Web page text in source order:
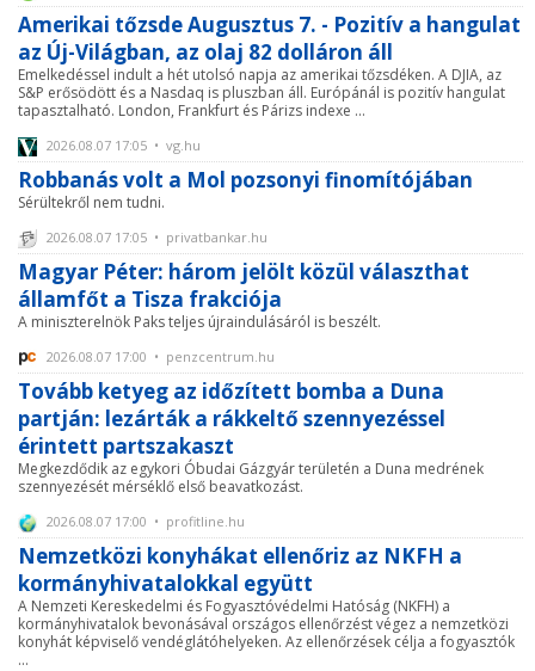
Amerikai tőzsde Augusztus 7. - Pozitív a hangulat
az Új-Világban, az olaj 82 dolláron áll
Emelkedéssel indult a hét utolsó napja az amerikai tőzsdéken. A DJIA, az
S&P erősödött és a Nasdaq is pluszban áll. Európánál is pozitív hangulat
tapasztalható. London, Frankfurt és Párizs indexe ...
2026.08.07 17:05 • vg.hu
Robbanás volt a Mol pozsonyi finomítójában
Sérültekről nem tudni.
2026.08.07 17:05 • privatbankar.hu
Magyar Péter: három jelölt közül választhat
államfőt a Tisza frakciója
A miniszterelnök Paks teljes újraindulásáról is beszélt.
2026.08.07 17:00 • penzcentrum.hu
Tovább ketyeg az időzített bomba a Duna
partján: lezárták a rákkeltő szennyezéssel
érintett partszakaszt
Megkezdődik az egykori Óbudai Gázgyár területén a Duna medrének
szennyezését mérséklő első beavatkozást.
2026.08.07 17:00 • profitline.hu
Nemzetközi konyhákat ellenőriz az NKFH a
kormányhivatalokkal együtt
A Nemzeti Kereskedelmi és Fogyasztóvédelmi Hatóság (NKFH) a
kormányhivatalok bevonásával országos ellenőrzést végez a nemzetközi
konyhát képviselő vendéglátóhelyeken. Az ellenőrzések célja a fogyasztók
...